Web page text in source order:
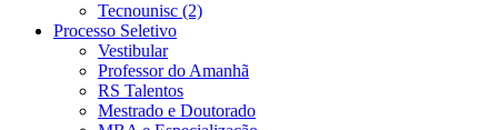
Tecnounisc (2)
Processo Seletivo
Vestibular
Professor do Amanhã
RS Talentos
Mestrado e Doutorado